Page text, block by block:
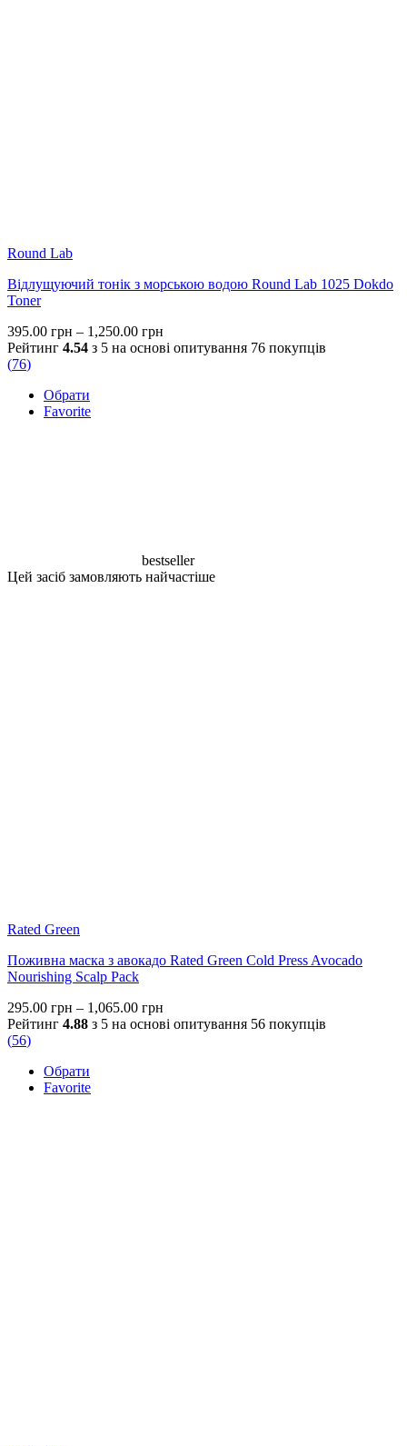
Round Lab
Відлущуючий тонік з морською водою Round Lab 1025 Dokdo
Toner
395.00 грн – 1,250.00 грн
range:
Рейтинг 4.54 з 5 на основі опитування 76 покупців
(76)
Обрати
Favorite
bestseller
Цей засіб замовляють найчастіше
Rated Green
Поживна маска з авокадо Rated Green Cold Press Avocado
Nourishing Scalp Pack
295.00 грн – 1,065.00 грн
range:
Рейтинг 4.88 з 5 на основі опитування 56 покупців
(56)
Обрати
Favorite